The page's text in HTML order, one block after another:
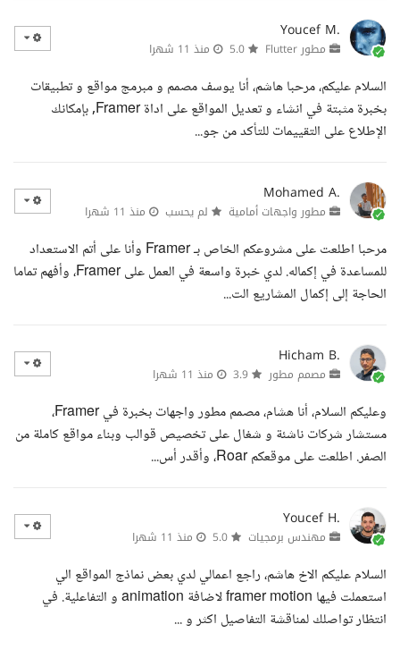
Youcef M.
مطور Flutter منذ 11 شهرا
السلام عليكم، مرحبا هاشم، أنا يوسف مصمم و مبرمج مواقع و تطبيقات
بخبرة مثبتة في انشاء و تعديل المواقع على اداة Framer, بإمكانك
الإطلاع على التقييمات للتأكد من جو...
Mohamed A.
مطور واجهات أمامية لم يحسب منذ 11 شهرا
مرحبا اطلعت على مشروعكم الخاص بـ Framer وأنا على أتم الاستعداد
للمساعدة في إكماله. لدي خبرة واسعة في العمل على Framer، وأفهم تماما
الحاجة إلى إكمال المشاريع الت...
Hicham B.
مصمم مطور منذ 11 شهرا
وعليكم السلام، أنا هشام، مصمم مطور واجهات بخبرة في Framer،
مستشار شركات ناشئة و شغال على تخصيص قوالب وبناء مواقع كاملة من
الصفر. اطلعت على موقعكم Roar، وأقدر أس...
Youcef H.
مهندس برمجيات منذ 11 شهرا
السلام عليكم الاخ هاشم، راجع اعمالي لدي بعض نماذج المواقع الي
استعملت فيها framer motion لاضافة animation و التفاعلية. في
انتظار تواصلك لمناقشة التفاصيل اكثر و ...